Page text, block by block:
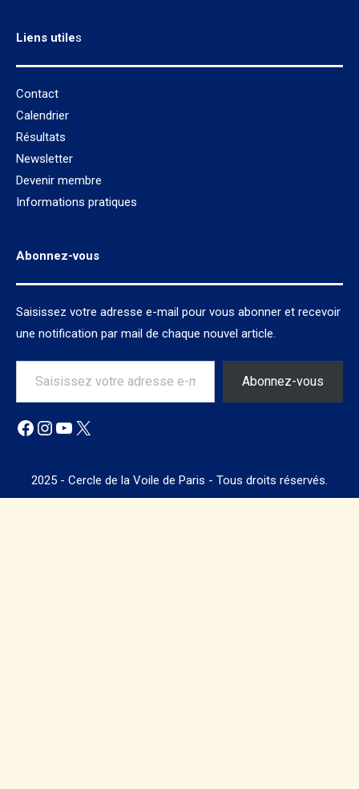
Liens utiles
Contact
Calendrier
Résultats
Newsletter
Devenir membre
Informations pratiques
Abonnez-vous
Saisissez votre adresse e-mail pour vous abonner et recevoir
une notification par mail de chaque nouvel article.
Saisissez votre adresse e-mail…
Abonnez-vous
Facebook
Instagram
YouTube
X
2025 - Cercle de la Voile de Paris - Tous droits réservés.